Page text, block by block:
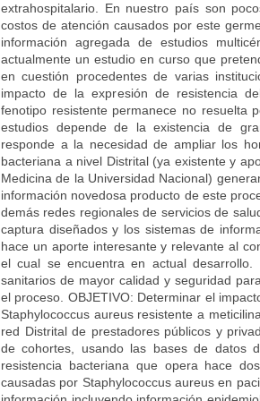
extrahospitalario. En nuestro país son
costos de atención causados por este
información agregada de estudios
actualmente un estudio en curso que
en cuestión procedentes de varias
impacto de la expresión de resistencia
fenotipo resistente permanece no resuelta
estudios depende de la existencia de
responde a la necesidad de ampliar los
bacteriana a nivel Distrital (ya existente y
Medicina de la Universidad Nacional)
información novedosa producto de este
demás redes regionales de servicios de
captura diseñados y los sistemas de
hace un aporte interesante y relevante al
el cual se encuentra en actual
sanitarios de mayor calidad y seguridad
el proceso. OBJETIVO: Determinar el
Staphylococcus aureus resistente a
red Distrital de prestadores públicos y
de cohortes, usando las bases de datos
resistencia bacteriana que opera hace
causadas por Staphylococcus aureus en